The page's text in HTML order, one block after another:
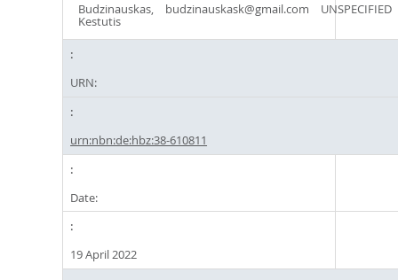
Budzinauskas,
Kestutis
budzinauskask@gmail.com UNSPECIFIED
URN:
urn:nbn:de:hbz:38-610811
Date:
19 April 2022